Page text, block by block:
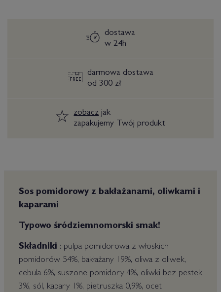
dostawa
w 24h
darmowa dostawa
od 300 zł
zobaczjak
zapakujemy Twój produkt
Sos pomidorowy z bakłażanami, oliwkami i
kaparami
Typowo śródziemnomorski smak!
Składniki : pulpa pomidorowa z włoskich
pomidorów 54%, bakłażany 19%, oliwa z oliwek,
cebula 6%, suszone pomidory 4%, oliwki bez pestek
3%, sól, kapary 1%, pietruszka 0,9%, ocet